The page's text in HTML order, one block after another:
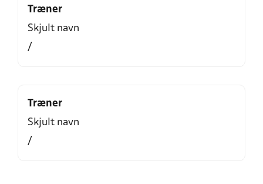
Træner
Skjult navn
/
Træner
Skjult navn
/